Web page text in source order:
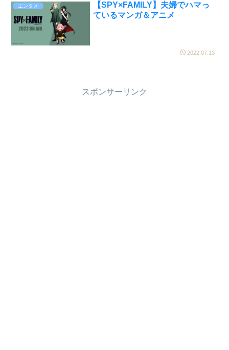
エンタメ
【SPY×FAMILY】夫婦でハマっ
ているマンガ＆アニメ
2022.07.13
スポンサーリンク